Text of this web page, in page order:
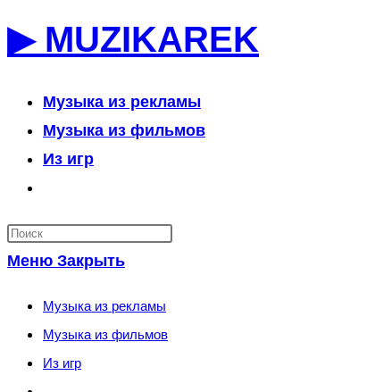
к▶ MUZIKAREK
Музыка из рекламы
Музыка из фильмов
Из игр
по
веб-
сайту
Меню Закрыть
Музыка из рекламы
Музыка из фильмов
Из игр